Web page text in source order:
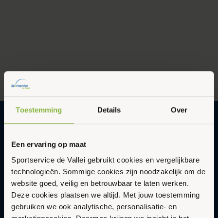
Toestemming Details Over
Een ervaring op maat
Sportservice de Vallei gebruikt cookies en vergelijkbare
technologieën. Sommige cookies zijn noodzakelijk om de
website goed, veilig en betrouwbaar te laten werken.
Deze cookies plaatsen we altijd. Met jouw toestemming
gebruiken we ook analytische, personalisatie- en
Gezonder en vitaler leven in een
Sportservice De Vallei
Abonneer op onze nieuwsbrief
Updates en nieuws in je inbox.
E-